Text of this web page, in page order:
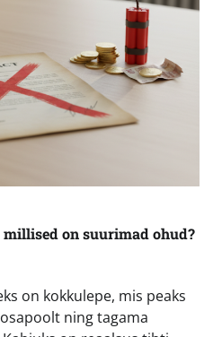
on suurimad ohud?
on kokkulepe, mis peaks
ning tagama